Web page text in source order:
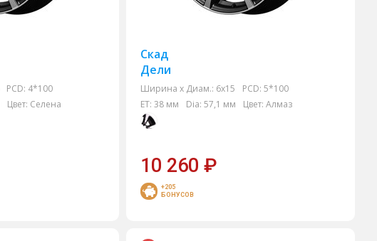
PCD: 4*100
Цвет: Селена
Скад
Дели
Ширина х Диам.: 6x15 PCD: 5*100
ET: 38 мм Dia: 57,1 мм Цвет: Алмаз
10 260₽
+205
БОНУСОВ